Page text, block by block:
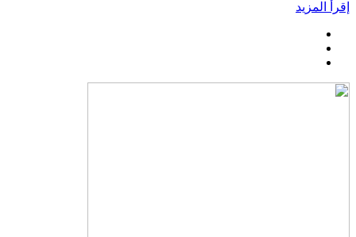
إقرأ المزيد